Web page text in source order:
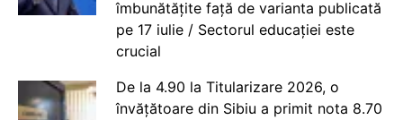
îmbunătățite față de varianta publicată
pe 17 iulie / Sectorul educației este
crucial
De la 4.90 la Titularizare 2026, o
învățătoare din Sibiu a primit nota 8.70